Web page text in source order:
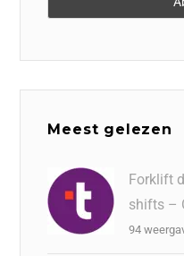
Meest gelezen
Forklift
shifts –
94